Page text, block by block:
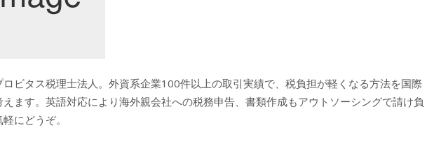
ビタス税理士法人。外資系企業100件以上の取引実績で、税負担が軽くなる方法を国際
ます。英語対応により海外親会社への税務申告、書類作成もアウトソーシングで請け負
にどうぞ。